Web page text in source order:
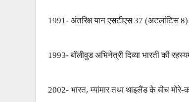
1991- अंतरिक्ष यान एसटीएस 37 (अटलांटिस
1993- बॉलीवुड अभिनेत्री दिव्या भारती की
2002- भारत,म्यांमार तथा थाइलैंड के बीच